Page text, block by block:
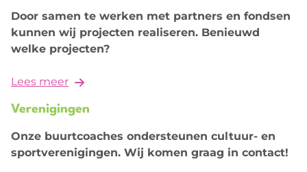
Door samen te werken met partners en fondsen
kunnen wij projecten realiseren. Benieuwd
welke projecten?
Lees meer
Verenigingen
Onze buurtcoaches ondersteunen cultuur- en
sportverenigingen. Wij komen graag in contact!